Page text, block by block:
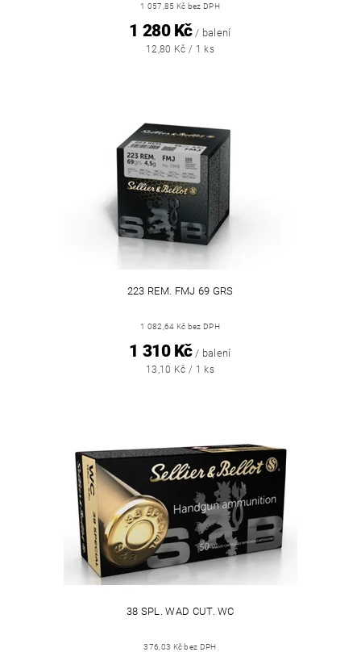
1 057,85 Kč bez DPH
1 280 Kč / balení
12,80 Kč / 1 ks
223 REM. FMJ 69 GRS
1 082,64 Kč bez DPH
1 310 Kč / balení
13,10 Kč / 1 ks
38 SPL. WAD CUT. WC
376,03 Kč bez DPH